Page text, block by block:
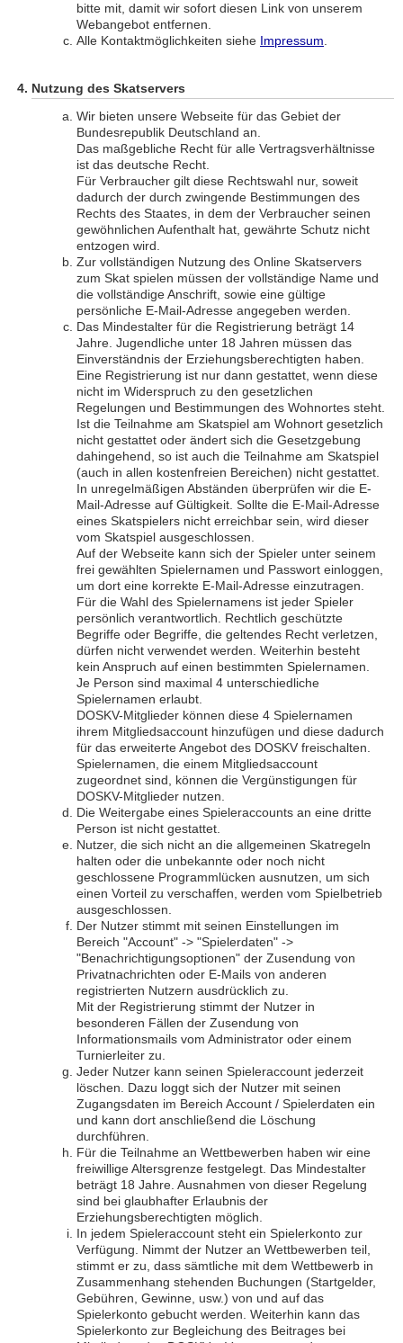
bitte mit, damit wir sofort diesen Link von unserem
Webangebot entfernen.
Alle Kontaktmöglichkeiten siehe Impressum
Nutzung des Skatservers
Wir bieten unsere Webseite für das Gebiet der
Bundesrepublik Deutschland an.
Das maßgebliche Recht für alle Vertragsverhältnisse
ist das deutsche Recht.
Für Verbraucher gilt diese Rechtswahl nur, soweit
dadurch der durch zwingende Bestimmungen des
Rechts des Staates, in dem der Verbraucher seinen
gewöhnlichen Aufenthalt hat, gewährte Schutz nicht
entzogen wird.
Zur vollständigen Nutzung des Online Skatservers
zum Skat spielen müssen der vollständige Name und
die vollständige Anschrift, sowie eine gültige
persönliche E-Mail-Adresse angegeben werden.
Das Mindestalter für die Registrierung beträgt 14
Jahre. Jugendliche unter 18 Jahren müssen das
Einverständnis der Erziehungsberechtigten haben.
Eine Registrierung ist nur dann gestattet, wenn diese
nicht im Widerspruch zu den gesetzlichen
Regelungen und Bestimmungen des Wohnortes steht.
Ist die Teilnahme am Skatspiel am Wohnort gesetzlich
nicht gestattet oder ändert sich die Gesetzgebung
dahingehend, so ist auch die Teilnahme am Skatspiel
(auch in allen kostenfreien Bereichen) nicht gestattet.
In unregelmäßigen Abständen überprüfen wir die E-
Mail-Adresse auf Gültigkeit. Sollte die E-Mail-Adresse
eines Skatspielers nicht erreichbar sein, wird dieser
vom Skatspiel ausgeschlossen.
Auf der Webseite kann sich der Spieler unter seinem
frei gewählten Spielernamen und Passwort einloggen,
um dort eine korrekte E-Mail-Adresse einzutragen.
Für die Wahl des Spielernamens ist jeder Spieler
persönlich verantwortlich. Rechtlich geschützte
Begriffe oder Begriffe, die geltendes Recht verletzen,
dürfen nicht verwendet werden. Weiterhin besteht
kein Anspruch auf einen bestimmten Spielernamen.
Je Person sind maximal 4 unterschiedliche
Spielernamen erlaubt.
DOSKV-Mitglieder können diese 4 Spielernamen
ihrem Mitgliedsaccount hinzufügen und diese dadurch
für das erweiterte Angebot des DOSKV freischalten.
Spielernamen, die einem Mitgliedsaccount
zugeordnet sind, können die Vergünstigungen für
DOSKV-Mitglieder nutzen.
Die Weitergabe eines Spieleraccounts an eine dritte
Person ist nicht gestattet.
Nutzer, die sich nicht an die allgemeinen Skatregeln
halten oder die unbekannte oder noch nicht
geschlossene Programmlücken ausnutzen, um sich
einen Vorteil zu verschaffen, werden vom Spielbetrieb
ausgeschlossen.
Der Nutzer stimmt mit seinen Einstellungen im
Bereich "Account" -> "Spielerdaten" ->
"Benachrichtigungsoptionen" der Zusendung von
Privatnachrichten oder E-Mails von anderen
registrierten Nutzern ausdrücklich zu.
Mit der Registrierung stimmt der Nutzer in
besonderen Fällen der Zusendung von
Informationsmails vom Administrator oder einem
Turnierleiter zu.
Jeder Nutzer kann seinen Spieleraccount jederzeit
löschen. Dazu loggt sich der Nutzer mit seinen
Zugangsdaten im Bereich Account / Spielerdaten ein
und kann dort anschließend die Löschung
durchführen.
Für die Teilnahme an Wettbewerben haben wir eine
freiwillige Altersgrenze festgelegt. Das Mindestalter
beträgt 18 Jahre. Ausnahmen von dieser Regelung
sind bei glaubhafter Erlaubnis der
Erziehungsberechtigten möglich.
In jedem Spieleraccount steht ein Spielerkonto zur
Verfügung. Nimmt der Nutzer an Wettbewerben teil,
stimmt er zu, dass sämtliche mit dem Wettbewerb in
Zusammenhang stehenden Buchungen (Startgelder,
Gebühren, Gewinne, usw.) von und auf das
Spielerkonto gebucht werden. Weiterhin kann das
Spielerkonto zur Begleichung des Beitrages bei